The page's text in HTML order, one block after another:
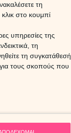
τη
στο κουμπί
υπηρεσίες της
τη
τη συγκατάθεσή
τους σκοπούς που